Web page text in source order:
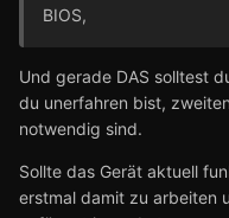
BIOS,
Und gerade DAS solltest
du unerfahren bist,
notwendig sind.
Sollte das Gerät aktuell
erstmal damit zu arbeiten